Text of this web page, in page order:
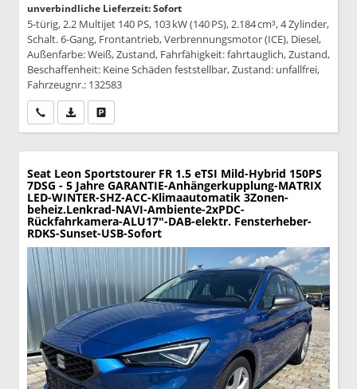
unverbindliche Lieferzeit: Sofort
5-türig, 2.2 Multijet 140 PS, 103 kW (140 PS), 2.184 cm³, 4 Zylinder,
Schalt. 6-Gang, Frontantrieb, Verbrennungsmotor (ICE), Diesel,
Außenfarbe: Weiß, Zustand, Fahrfähigkeit: fahrtauglich, Zustand,
Beschaffenheit: Keine Schäden feststellbar, Zustand: unfallfrei,
Fahrzeugnr.: 132583
Wir rufen Sie anPDF-Datei, Fahrzeugexposé drucken
Seat Leon Sportstourer FR 1.5 eTSI Mild-Hybrid 150PS
7DSG - 5 Jahre GARANTIE-Anhängerkupplung-MATRIX
LED-WINTER-SHZ-ACC-Klimaautomatik 3Zonen-
beheiz.Lenkrad-NAVI-Ambiente-2xPDC-
Rückfahrkamera-ALU17"-DAB-elektr. Fensterheber-
RDKS-Sunset-USB-Sofort